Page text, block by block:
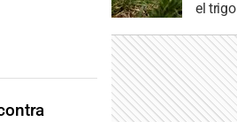
el trigo